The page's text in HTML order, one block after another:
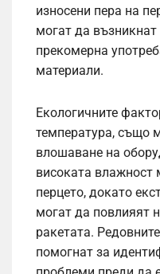
износени пера на
могат да
прекомерна
материали.
Екологичните
температура, също
влошаване на
високата влажност
перцето, докато
могат да повлияят
ракетата.
помогнат за